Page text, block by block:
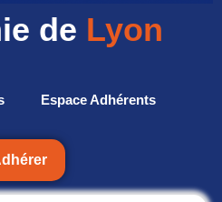
de Lyon
Espace Adhérents